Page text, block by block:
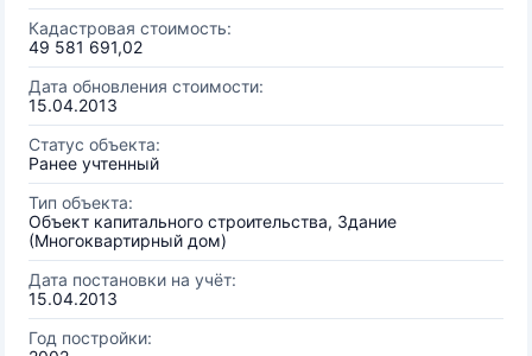
Кадастровая стоимость:
49 581 691,02
Дата обновления стоимости:
15.04.2013
Статус объекта:
Ранее учтенный
Тип объекта:
Объект капитального строительства, Здание
(Многоквартирный дом)
Дата постановки на учёт:
15.04.2013
Год постройки: